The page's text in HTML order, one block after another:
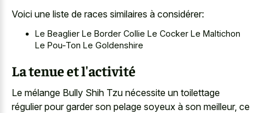
Voici une liste de races similaires à considérer:
Le Beaglier Le Border Collie Le Cocker Le Maltichon
Le Pou-Ton Le Goldenshire
La tenue et l'activité
Le mélange Bully Shih Tzu nécessite un toilettage
régulier pour garder son pelage soyeux à son meilleur, ce